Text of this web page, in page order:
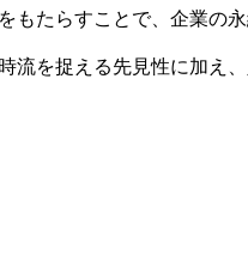
もたらすことで、企業の
流を捉える先見性に加え